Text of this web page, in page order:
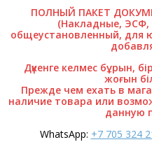
ПОЛНЫЙ ПАКЕТ
(Накладные,
общеустановленный, для
Дүкенге келмес бұрын,
жоғын
Прежде чем ехать в
наличие товара или
данную
WhatsApp: +7 705 324